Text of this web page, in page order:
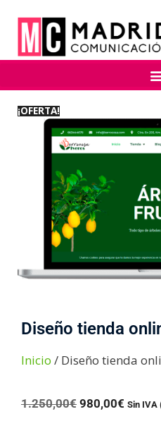
¡OFERTA!
Diseño tienda
Inicio / Diseño tienda
1.250,00€ 980,00€ Sin IVA